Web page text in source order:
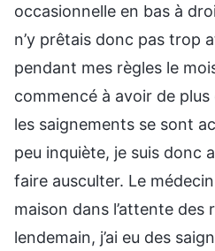
occasionnelle en bas à
n’y prêtais donc pas trop
pendant mes règles le
commencé à avoir de
les saignements se sont
peu inquiète, je suis donc
faire ausculter. Le
maison dans l’attente des
lendemain, j’ai eu des